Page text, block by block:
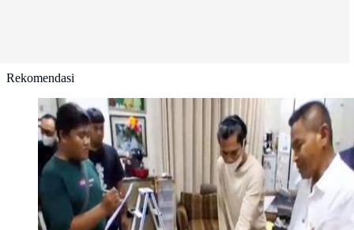
Rekomendasi